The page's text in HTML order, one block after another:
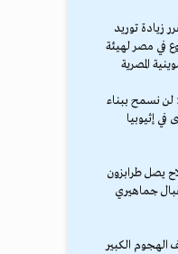
زيادة توريد
في مصر لهيئة
المصرية
لن نسمح ببناء
إثيوبيا
يصل طرابزون
جماهيري
الهجوم الكبير